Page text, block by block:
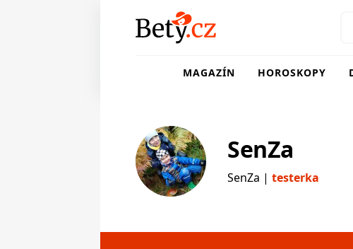
MAGAZÍN HOROSKOPY
SenZa
SenZa | testerka